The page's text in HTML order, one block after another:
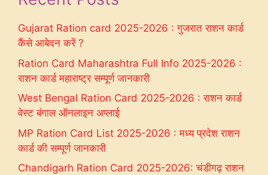
Gujarat Ration card 2025-2026 : गुजरात राशन कार्ड
कैंसे आबेदन करें ?
Ration Card Maharashtra Full Info 2025-2026 :
राशन कार्ड महाराष्ट्र सम्पूर्ण जानकारी
West Bengal Ration Card 2025-2026 : राशन कार्ड
वेस्ट बंगाल ऑनलाइन अप्लाई
MP Ration Card List 2025-2026 : मध्य प्रदेश राशन
कार्ड की सम्पूर्ण जानकारी
Chandigarh Ration Card 2025-2026: चंडीगढ़ राशन